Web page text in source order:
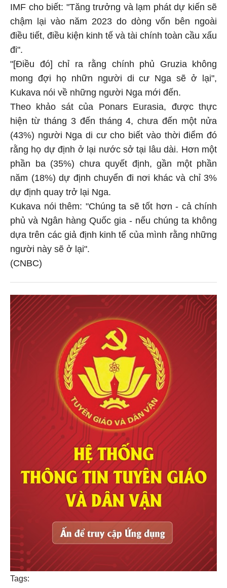
IMF cho biết: "Tăng trưởng và lạm phát dự kiến sẽ
chậm lại vào năm 2023 do dòng vốn bên ngoài
điều tiết, điều kiện kinh tế và tài chính toàn cầu xấu
đi".
"[Điều đó] chỉ ra rằng chính phủ Gruzia không
mong đợi họ nhữn người di cư Nga sẽ ở lại",
Kukava nói về những người Nga mới đến.
Theo khảo sát của Ponars Eurasia, được thực
hiện từ tháng 3 đến tháng 4, chưa đến một nửa
(43%) người Nga di cư cho biết vào thời điểm đó
rằng họ dự định ở lại nước sở tại lâu dài. Hơn một
phần ba (35%) chưa quyết định, gần một phần
năm (18%) dự định chuyển đi nơi khác và chỉ 3%
dự định quay trở lại Nga.
Kukava nói thêm: "Chúng ta sẽ tốt hơn - cả chính
phủ và Ngân hàng Quốc gia - nếu chúng ta không
dựa trên các giả định kinh tế của mình rằng những
người này sẽ ở lại".
(CNBC)
Tags: